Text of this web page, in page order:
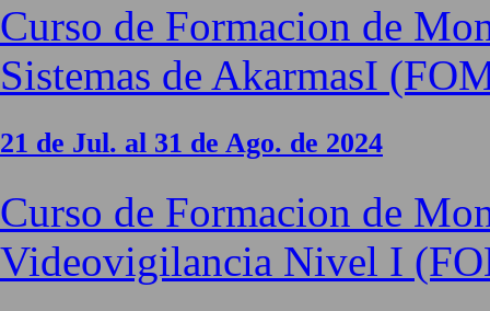
Curso de Formacion de
Sistemas de AkarmasI
21 de Jul. al 31 de Ago. de 2024
Curso de Formacion de
Videovigilancia Nivel I